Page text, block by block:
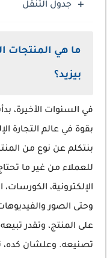
جدول التنقل
ما هي المنتجات
بيزيد؟
في السنوات الأخيرة،
بقوة في عالم التجارة
بنتكلم عن نوع من
للعملاء من غير ما
الإلكترونية، الكورسات،
وحتى الصور
على المنتج، وتقدر
تصنيعه. وعلشان كده،